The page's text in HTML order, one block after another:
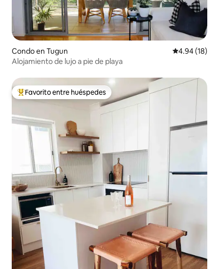
Condo en Tugun Calificación
4.94 (18)
Alojamiento de lujo a pie de playa
Favorito entre huéspedes preferido
Favorito entre huéspedes